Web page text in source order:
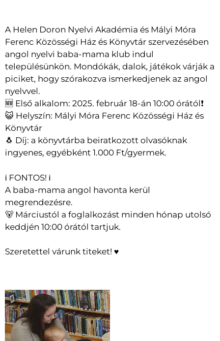
A Helen Doron Nyelvi Akadémia és Mályi Móra
Ferenc Közösségi Ház és Könyvtár szervezésében
angol nyelvi baba-mama klub indul
településünkön. Mondókák, dalok, játékok várják a
piciket, hogy szórakozva ismerkedjenek az angol
nyelvvel.
🆕 Első alkalom: 2025. február 18-án 10:00 órától❗
😺 Helyszín: Mályi Móra Ferenc Közösségi Ház és
Könyvtár
🐧 Díj: a könyvtárba beiratkozott olvasóknak
ingyenes, egyébként 1.000 Ft/gyermek.
ℹ️ FONTOS! ℹ️
A baba-mama angol havonta kerül
megrendezésre.
🐻 Márciustól a foglalkozást minden hónap utolsó
keddjén 10:00 órától tartjuk.
Szeretettel várunk titeket! ♥️